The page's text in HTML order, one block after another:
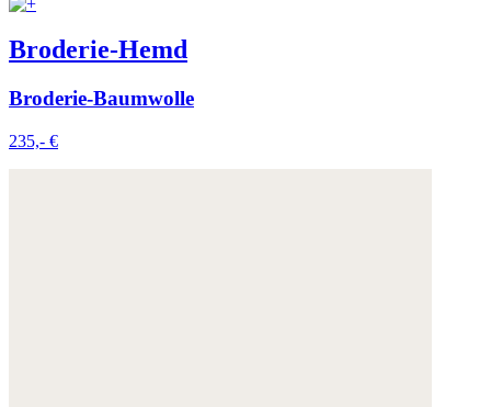
Broderie-Hemd
Broderie-Baumwolle
235,- €